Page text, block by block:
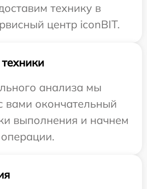
технику в
центр iconBIT.
анализа мы
вами окончательный
выполнения и начнем